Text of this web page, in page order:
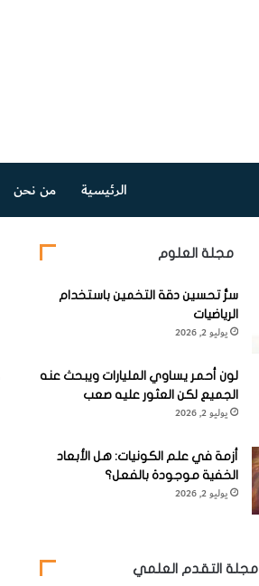
الرئيسية من نحن
مجلة العلوم
سرُّ تحسين دقة التخمين باستخدام
الرياضيات
يوليو 2, 2026
لون أحمر يساوي المليارات ويبحث عنه
الجميع لكن العثور عليه صعب
يوليو 2, 2026
أزمة في علم الكونيات: هل الأبعاد
الخفية موجودة بالفعل؟
يوليو 2, 2026
مجلة التقدم العلمي